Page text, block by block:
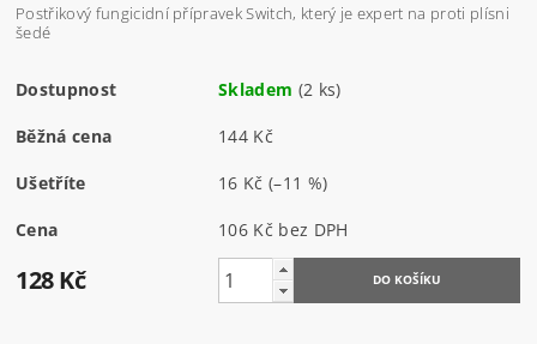
Postřikový fungicidní přípravek Switch, který je expert na proti plísni
šedé
Dostupnost Skladem (2 ks)
Běžná cena 144 Kč
Ušetříte 16 Kč(–11 %)
Cena 106 Kč bez DPH
128 Kč